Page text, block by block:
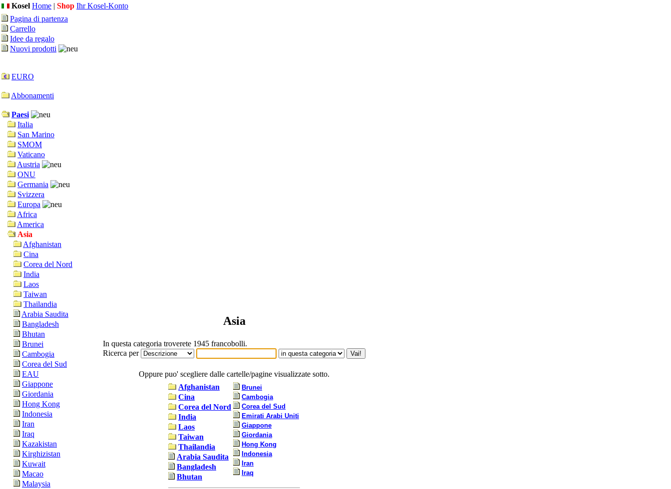
Kosel Home | Shop Ihr Kosel-Konto
Pagina di partenza
Carrello
Idee da regalo
Nuovi prodotti
EURO
Abbonamenti
Paesi
Italia
San Marino
SMOM
Vaticano
Austria
ONU
Germania
Svizzera
Europa
Africa
America
Asia
Afghanistan
Cina
Corea del Nord
India
Laos
Taiwan
Thailandia
Arabia Saudita
Bangladesh
Bhutan
Brunei
Cambogia
Corea del Sud
EAU
Giappone
Giordania
Hong Kong
Indonesia
Iran
Iraq
Kazakistan
Kirghizistan
Kuwait
Macao
Malaysia
Asia
In questa categoria troverete 1945 francobolli.
Ricerca per
Oppure puo' scegliere dalle cartelle/pagine visualizzate sotto.
Afghanistan
Cina
Corea del Nord
India
Laos
Taiwan
Thailandia
Arabia Saudita
Bangladesh
Bhutan
Brunei
Cambogia
Corea del Sud
Emirati Arabi Uniti
Giappone
Giordania
Hong Kong
Indonesia
Iran
Iraq